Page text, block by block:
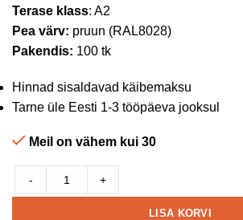
Terase klass: A2
Pea värv: pruun (RAL8028)
Pakendis: 100 tk
Hinnad sisaldavad käibemaksu
Tarne üle Eesti 1-3 tööpäeva jooksul
Meil on vähem kui 30
- +
LISA KORVI